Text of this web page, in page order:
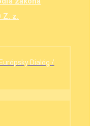
Z. z.
Dialóg /